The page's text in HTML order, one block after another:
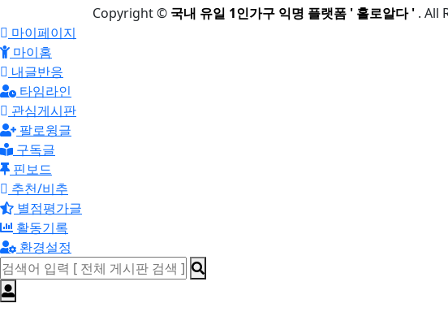
Copyright© 국내 유일 1인가구 익명 플랫폼 ' 홀로알다 ' . All
마이페이지
마이홈
내글반응
타임라인
관심게시판
팔로윙글
구독글
핀보드
추천/비추
별점평가글
활동기록
환경설정